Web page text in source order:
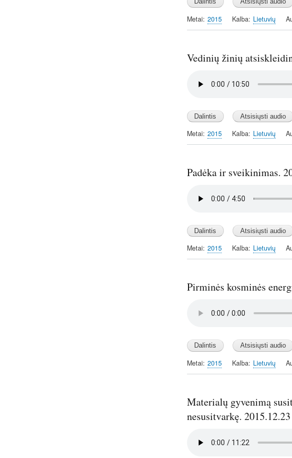
Metai 2015 Kalba Lietuvių
Vedinių žinių
Metai 2015 Kalba Lietuvių
Padėka ir sveikinimas.
Metai 2015 Kalba Lietuvių
Pirminės kosminės
Metai 2015 Kalba Lietuvių
Materialų gyvenimą
nesusitvarkę. 2015.12.23